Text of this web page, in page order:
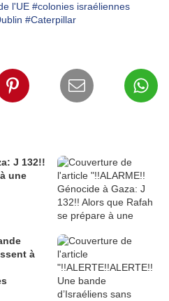
l'UE #colonies israéliennes
#Caterpillar
J 132!!
une
à